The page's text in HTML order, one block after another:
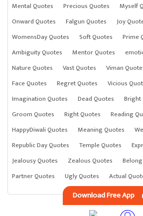
Mental Quotes
Precious Quotes
Myself
Onward Quotes
Falgun Quotes Joy
WomensDay Quotes
Soft Quotes
Prime
Ambiguity Quotes
Mentor Quotes
Nature Quotes
Vast Quotes Viman
Face Quotes
Regret Quotes
Vicious
Imagination Quotes
Dead Quotes Bright
Groom Quotes
Right Quotes Reading
HappyDiwali Quotes
Meaning Quotes
Republic Day Quotes
Temple Quotes
Jealousy Quotes
Zealous Quotes
Partner Quotes
Ugly Quotes Actual
Download Free App